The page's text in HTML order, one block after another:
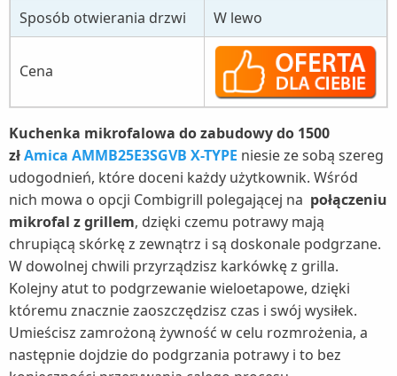
Sposób otwierania drzwi
W lewo
Cena
Kuchenka mikrofalowa do zabudowy do 1500
złAmica AMMB25E3SGVB X-TYPE niesie ze sobą szereg
udogodnień, które doceni każdy użytkownik. Wśród
nich mowa o opcji Combigrill polegającej na połączeniu
mikrofal z grillem, dzięki czemu potrawy mają
chrupiącą skórkę z zewnątrz i są doskonale podgrzane.
W dowolnej chwili przyrządzisz karkówkę z grilla.
Kolejny atut to podgrzewanie wieloetapowe, dzięki
któremu znacznie zaoszczędzisz czas i swój wysiłek.
Umieścisz zamrożoną żywność w celu rozmrożenia, a
następnie dojdzie do podgrzania potrawy i to bez